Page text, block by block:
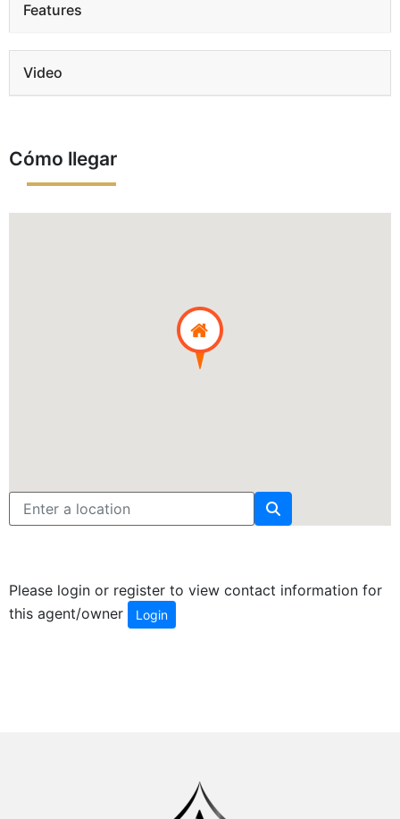
Features
Video
Cómo llegar
Please login or register to view contact information for
this agent/owner
Login